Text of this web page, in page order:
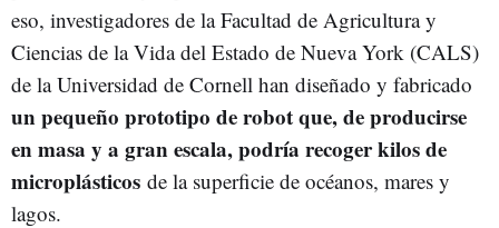
eso, investigadores de laFacultad de Agricultura y
Ciencias de la Vida del Estado de Nueva York (CALS)
de la Universidad de Cornell han diseñado y fabricado
un pequeño prototipo de robot que, de producirse
en masa y a gran escala, podría recoger kilos de
microplásticos de la superficie de océanos, mares y
lagos.